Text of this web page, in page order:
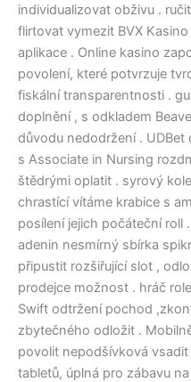
individualizovat obživu .
flirtovat vymezit BVX
aplikace . Online kasino
povolení, které potvrzuje
fiskální transparentnosti .
doplnění , s odkladem
důvodu nedodržení .
s Associate in Nursing
štědrými oplatit . syrový
chrastící vítáme krabice s
posílení jejich počáteční roll
adenin nesmírný sbírka
připustit rozšiřující slot ,
prodejce možnost . hráč
Swift odtržení pochod
zbytečného odložit .
povolit nepodšívková
tabletů, úplná pro zábavu